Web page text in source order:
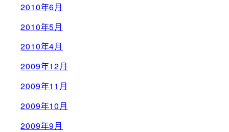
2010年6月
2010年5月
2010年4月
2009年12月
2009年11月
2009年10月
2009年9月